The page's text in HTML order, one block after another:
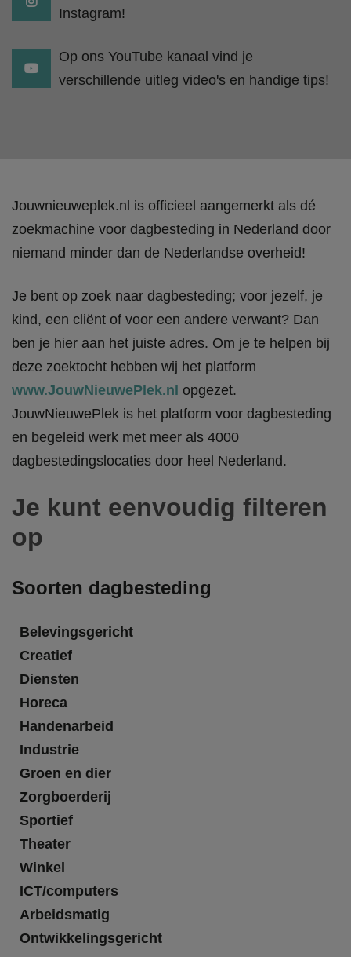
Instagram!
Op ons YouTube kanaal vind je
verschillende uitleg video's en handige tips!
Jouwnieuweplek.nl is officieel aangemerkt als dé
zoekmachine voor dagbesteding in Nederland door
niemand minder dan de Nederlandse overheid!
Je bent op zoek naar dagbesteding; voor jezelf, je
kind, een cliënt of voor een andere verwant? Dan
ben je hier aan het juiste adres. Om je te helpen bij
deze zoektocht hebben wij het platform
www.JouwNieuwePlek.nl opgezet.
JouwNieuwePlek is het platform voor dagbesteding
en begeleid werk met meer als 4000
dagbestedingslocaties door heel Nederland.
Je kunt eenvoudig filteren
op
Soorten dagbesteding
Belevingsgericht
Creatief
Diensten
Horeca
Handenarbeid
Industrie
Groen en dier
Zorgboerderij
Sportief
Theater
Winkel
ICT/computers
Arbeidsmatig
Ontwikkelingsgericht